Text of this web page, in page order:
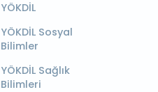
YÖKDİL
YÖKDİL Sosyal
Bilimler
YÖKDİL Sağlık
Bilimleri